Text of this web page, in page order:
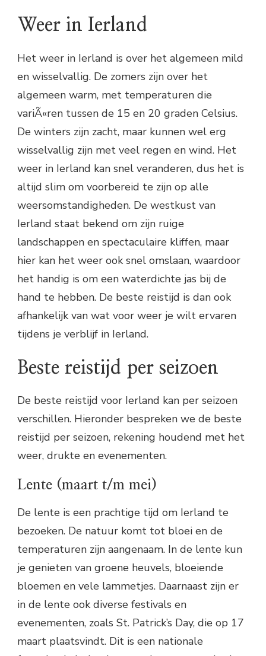
Weer in Ierland
Het weer in Ierland is over het algemeen mild
en wisselvallig. De zomers zijn over het
algemeen warm, met temperaturen die
variÃ«ren tussen de 15 en 20 graden Celsius.
De winters zijn zacht, maar kunnen wel erg
wisselvallig zijn met veel regen en wind. Het
weer in Ierland kan snel veranderen, dus het is
altijd slim om voorbereid te zijn op alle
weersomstandigheden. De westkust van
Ierland staat bekend om zijn ruige
landschappen en spectaculaire kliffen, maar
hier kan het weer ook snel omslaan, waardoor
het handig is om een waterdichte jas bij de
hand te hebben. De beste reistijd is dan ook
afhankelijk van wat voor weer je wilt ervaren
tijdens je verblijf in Ierland.
Beste reistijd per seizoen
De beste reistijd voor Ierland kan per seizoen
verschillen. Hieronder bespreken we de beste
reistijd per seizoen, rekening houdend met het
weer, drukte en evenementen.
Lente (maart t/m mei)
De lente is een prachtige tijd om Ierland te
bezoeken. De natuur komt tot bloei en de
temperaturen zijn aangenaam. In de lente kun
je genieten van groene heuvels, bloeiende
bloemen en vele lammetjes. Daarnaast zijn er
in de lente ook diverse festivals en
evenementen, zoals St. Patrick’s Day, die op 17
maart plaatsvindt. Dit is een nationale